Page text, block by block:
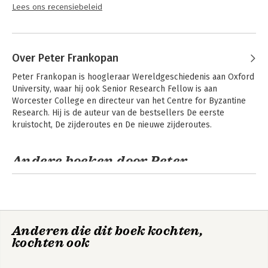
Lees ons recensiebeleid
Over Peter Frankopan
Peter Frankopan is hoogleraar Wereldgeschiedenis aan Oxford
University, waar hij ook Senior Research Fellow is aan
Worcester College en directeur van het Centre for Byzantine
Research. Hij is de auteur van de bestsellers De eerste
kruistocht, De zijderoutes en De nieuwe zijderoutes.
Andere boeken door Peter
Frankopan
Anderen die dit boek kochten,
kochten ook